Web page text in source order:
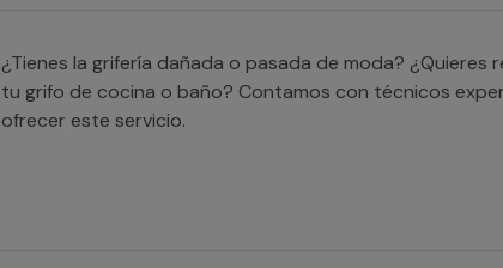
¿Tienes la grifería dañada o pasada de moda?
tu grifo de cocina o baño? Contamos con técnicos
ofrecer este servicio.